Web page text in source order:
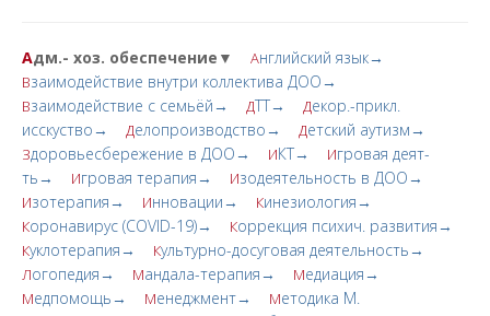
Адм.- хоз. обеспечение▼ Английский язык→
Взаимодействие внутри коллектива ДОО→
Взаимодействие с семьёй→ ДТТ→ Декор.-прикл.
исскуство→
Делопроизводство→ Детский аутизм→
Здоровьесбережение в ДОО→ ИКТ→ Игровая деят-
ть→
Игровая терапия→ Изодеятельность в ДОО→
Изотерапия→ Инновации→ Кинезиология→
Коронавирус (COVID-19)→ Коррекция психич. развития→
Куклотерапия→ Культурно-досуговая деятельность→
Логопедия→ Мандала-терапия→ Медиация→
Медпомощь→ Менеджмент→ Методика М.